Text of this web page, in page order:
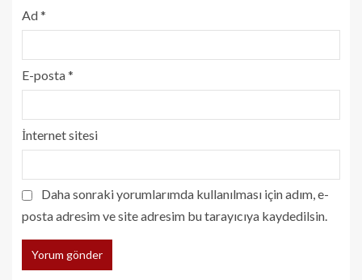
Ad*
E-posta*
İnternet sitesi
Daha sonraki yorumlarımda kullanılması için adım, e-
posta adresim ve site adresim bu tarayıcıya kaydedilsin.